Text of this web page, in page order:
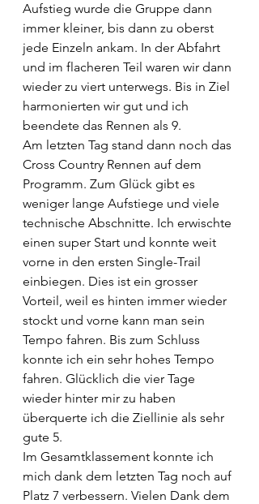
Aufstieg wurde die Gruppe dann
immer kleiner, bis dann zu oberst
jede Einzeln ankam. In der Abfahrt
und im flacheren Teil waren wir dann
wieder zu viert unterwegs. Bis in Ziel
harmonierten wir gut und ich
beendete das Rennen als 9.
Am letzten Tag stand dann noch das
Cross Country Rennen auf dem
Programm. Zum Glück gibt es
weniger lange Aufstiege und viele
technische Abschnitte. Ich erwischte
einen super Start und konnte weit
vorne in den ersten Single-Trail
einbiegen. Dies ist ein grosser
Vorteil, weil es hinten immer wieder
stockt und vorne kann man sein
Tempo fahren. Bis zum Schluss
konnte ich ein sehr hohes Tempo
fahren. Glücklich die vier Tage
wieder hinter mir zu haben
überquerte ich die Ziellinie als sehr
gute 5.
Im Gesamtklassement konnte ich
mich dank dem letzten Tag noch auf
Platz 7 verbessern. Vielen Dank dem